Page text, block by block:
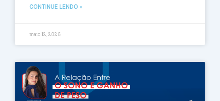
CONTINUE LENDO »
maio 12, 2026